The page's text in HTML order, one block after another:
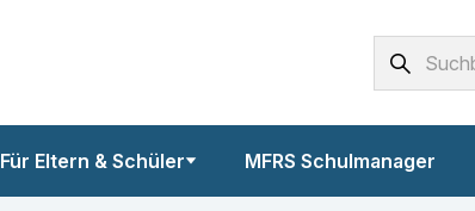
Suchbegriff
Sie
Enter
Für Eltern & Schüler MFRS Schulmanager